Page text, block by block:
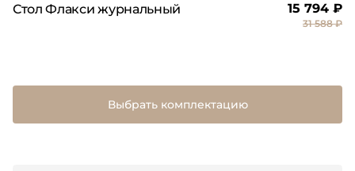
Стол Флакси журнальный 15 794 ₽
31 588 ₽
Выбрать комплектацию